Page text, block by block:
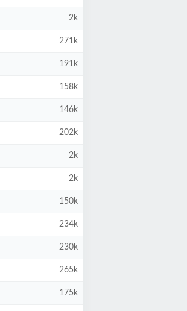
2k
271k
191k
158k
146k
202k
2k
2k
150k
234k
230k
265k
175k